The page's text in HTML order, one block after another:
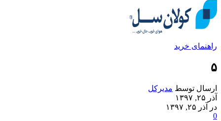
راهنمای خرید
۵
ارسال توسط مدیرکل
آذر ۲۵, ۱۳۹۷
در آذر ۲۵, ۱۳۹۷
0